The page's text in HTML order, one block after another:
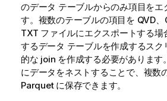
のデータ テーブルからのみ項目をエ
す。複数のテーブルの項目を QVD
TXT ファイルにエクスポートする場
するデータ テーブルを作成するスク
的な join を作成する必要があります。
にデータをネストすることで、複数
Parquetに保存できます。